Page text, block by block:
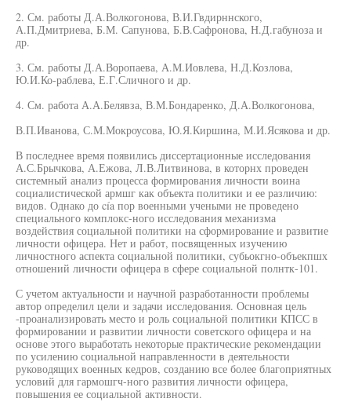
2. См. работы Д.А.Волкогонова, В.И.Гвдирннского,
А.П.Дмитриева, Б.М. Сапунова, Б.В.Сафронова, Н.Д.габуноза и
др.
3. См. работы Д.А.Воропаева, А.М.Иовлева, Н.Д.Козлова,
Ю.И.Ко-раблева, Е.Г.Сличного и др.
4. См. работа А.А.Белявза, В.М.Бондаренко, Д.А.Волкогонова,
В.П.Иванова, С.М.Мокроусова, Ю.Я.Киршина, М.И.Ясякова и др.
В последнее время появились диссертационные исследования
А.С.Брычкова, А.Ежова, Л.В.Литвинова, в которнх проведен
системный анализ процесса формирования личности воина
социалистической армшг как объекта политики и ее различию:
видов. Однако до cía пор военными учеными не проведено
специального комплокс-ного исследования механизма
воздействия социальной политики на сформирование и развитие
личности офицера. Нет и работ, посвященных изучению
личностного аспекта социальной политики, субьокгно-объекпшх
отношений личности офицера в сфере социальной полнтк-101.
С учетом актуальности и научной разработанности проблемы
автор определил цели и задачи исследования. Основная цель
-проанализировать место и роль социальной политики КПСС в
формировании и развитии личности советского офицера и на
основе этого выработать некоторые практические рекомендации
по усилению социальной направленности в деятельности
руководящих военных кедров, созданию все более благоприятных
условий для гармошгч-ного развития личности офицера,
повышения ее социальной активности.